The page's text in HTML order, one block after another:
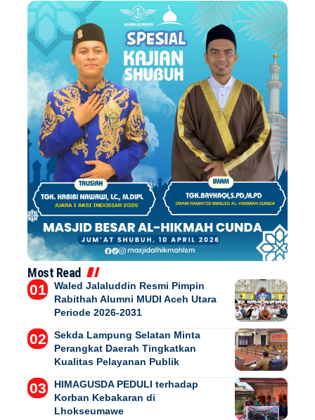
Most Read
Waled Jalaluddin Resmi Pimpin
Rabithah Alumni MUDI Aceh Utara
Periode 2026-2031
Sekda Lampung Selatan Minta
Perangkat Daerah Tingkatkan
Kualitas Pelayanan Publik
HIMAGUSDA PEDULI terhadap
Korban Kebakaran di
Lhokseumawe